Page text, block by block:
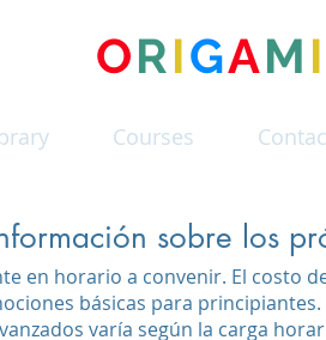
ORIGAMI
Courses
sobre los
en horario a convenir. El costo
básicas para
varía según la carga